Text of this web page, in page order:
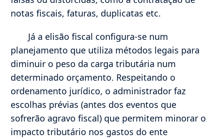
notas fiscais, faturas, duplicatas etc.
Já a elisão fiscal configura-se num
planejamento que utiliza métodos legais para
diminuir o peso da carga tributária num
determinado orçamento. Respeitando o
ordenamento jurídico, o administrador faz
escolhas prévias (antes dos eventos que
sofrerão agravo fiscal) que permitem minorar o
impacto tributário nos gastos do ente